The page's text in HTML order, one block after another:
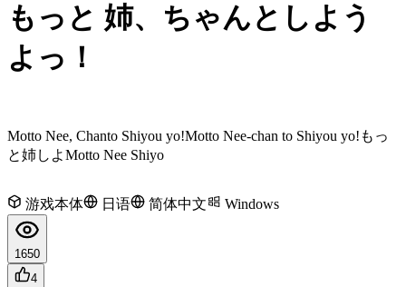
もっと 姉、ちゃんとしよう
よっ！
Motto Nee, Chanto Shiyou yo!Motto Nee-chan to Shiyou yo! もっ
と姉しよMotto Nee Shiyo
游戏本体 日语 简体中文 Windows
1650
4